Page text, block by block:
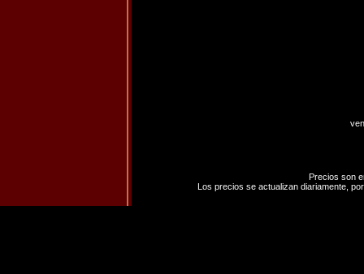
Precios son
Los precios se actualizan diariamente,